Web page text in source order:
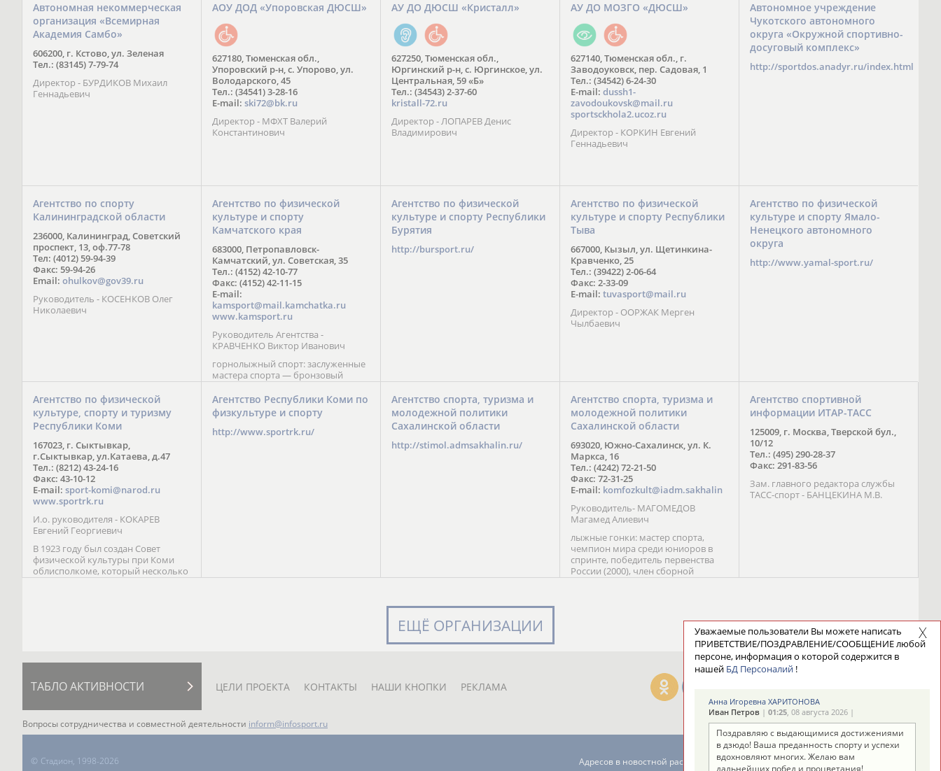
Автономная некоммерческая
организация «Всемирная
Академия Самбо»
606200, г. Кстово, ул. Зеленая
Тел.: (83145) 7-79-74
Директор - БУРДИКОВ Михаил
Геннадьевич
АОУ ДОД «Упоровская ДЮСШ»
627180, Тюменская обл.,
Упоровский р-н, с. Упорово, ул.
Володарского, 45
Тел.: (34541) 3-28-16
E-mail: ski72@bk.ru
Директор - МФХТ Валерий
Константинович
АУ ДО ДЮСШ «Кристалл»
627250, Тюменская обл.,
Юргинский р-н, с. Юргинское, ул.
Центральная, 59 «Б»
Тел.: (34543) 2-37-60
kristall-72.ru
Директор - ЛОПАРЕВ Денис
Владимирович
АУ ДО МОЗГО «ДЮСШ»
627140, Тюменская обл., г.
Заводоуковск, пер. Садовая, 1
Тел.: (34542) 6-24-30
​E-mail: dussh1-
zavodoukovsk@mail.ru
sportsckhola2.ucoz.ru
Директор - КОРКИН Евгений
Геннадьевич
Автономное учреждение
Чукотского автономного
округа «Окружной спортивно-
досуговый комплекс»
http://sportdos.anadyr.ru/index.html
Агентство по спорту
Калининградской области
236000, Калининград, Советский
проспект, 13, оф.77-78
Тел: (4012) 59-94-39
Факс: 59-94-26
Email: ohulkov@gov39.ru
Руководитель - КОСЕНКОВ Олег
Николаевич
Агентство по физической
культуре и спорту
Камчатского края
683000, Петропавловск-
Камчатский, ул. Советская, 35
Тел.: (4152) 42-10-77
Факс: (4152) 42-11-15
E-mail:
kamsport@mail.kamchatka.ru
www.kamsport.ru
Руководитель Агентства -
КРАВЧЕНКО Виктор Иванович
горнолыжный спорт: заслуженные
мастера спорта — бронзовый
призер Кубка мира (1997),
обладатель Кубка Европы (2002) В.
Зеленская; бронзовый призер
Паралимпийских игр в Солт-Лейк-
Сити (2002) А. Мошкин; мастер
Агентство по физической
культуре и спорту Республики
Бурятия
http://bursport.ru/
Агентство по физической
культуре и спорту Республики
Тыва
667000, Кызыл, ул. Щетинкина-
Кравченко, 25
Тел.: (39422) 2-06-64
Факс: 2-33-09
E-mail: tuvasport@mail.ru
Директор - ООРЖАК Мерген
Чылбаевич
Агентство по физической
культуре и спорту Ямало-
Ненецкого автономного
округа
http://www.yamal-sport.ru/
Агентство по физической
культуре, спорту и туризму
Республики Коми
167023, г. Сыктывкар,
г.Сыктывкар, ул.Катаева, д.47
Тел.: (8212) 43-24-16
Факс: 43-10-12
E-mail: sport-komi@narod.ru
www.sportrk.ru
И.о. руководителя - КОКАРЕВ
Евгений Георгиевич
В 1923 году был создан Совет
физической культуры при Коми
облисполкоме, который несколько
раз реорганизовывался; с 1994 года
Агентство Республики Коми по
физкультуре и спорту
http://www.sportrk.ru/
Агентство спорта, туризма и
молодежной политики
Сахалинской области
http://stimol.admsakhalin.ru/
Агентство спорта, туризма и
молодежной политики
Сахалинской области
693020, Южно-Сахалинск, ул. К.
Маркса, 16
Тел.: (4242) 72-21-50
Факс: 72-31-25
E-mail: komfozkult@iadm.sakhalin
Руководитель- МАГОМЕДОВ
Магамед Алиевич
лыжные гонки: мастер спорта,
чемпион мира среди юниоров в
спринте, победитель первенства
России (2000), член сборной
команды России С. Новиков;
Кубка России (1999) В. Разницын;
первенств России (1999, 2000), член
юниорской сборной команды
Агентство спортивной
информации ИТАР-ТАСС
125009, г. Москва, Тверской бул.,
10/12
Тел.: (495) 290-28-37
Факс: 291-83-56
Зам. главного редактора службы
ТАСС-спорт - БАНЦЕКИНА М.В.
ЕЩЁ ОРГАНИЗАЦИИ
ТАБЛО АКТИВНОСТИ ЦЕЛИ ПРОЕКТА КОНТАКТЫ НАШИ КНОПКИ РЕКЛАМА
Вопросы сотрудничества и совместной деятельности inform@infosport.ru
© Стадион, 1998-2026 Адресов в новостной рассылке: 996
Уважаемые пользователи Вы можете написать
ПРИВЕТСТВИЕ/ПОЗДРАВЛЕНИЕ/СООБЩЕНИЕ любой
персоне, информация о которой содержится в
нашей БД Персоналий !
Анна Игоревна ХАРИТОНОВА
Иван Петров | 01:25, 08 августа 2026 |
Поздравляю с выдающимися достижениями
в дзюдо! Ваша преданность спорту и успехи
вдохновляют многих. Желаю вам
дальнейших побед и процветания!